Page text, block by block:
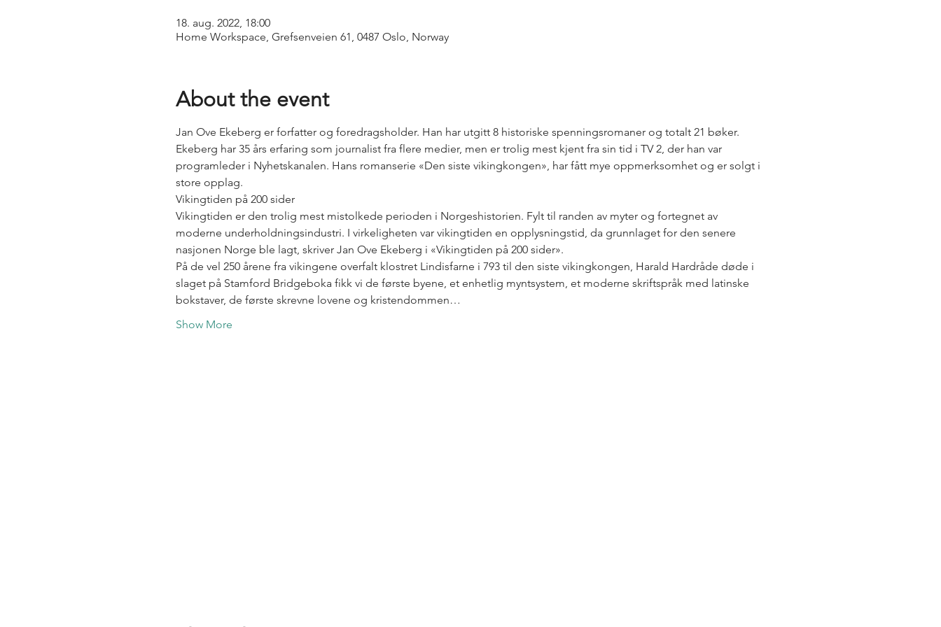
18. aug. 2022, 18:00
Home Workspace, Grefsenveien 61, 0487 Oslo, Norway
About the event
Jan Ove Ekeberg er forfatter og foredragsholder. Han har utgitt 8 historiske spenningsromaner og totalt 21 bøker.
Ekeberg har 35 års erfaring som journalist fra flere medier, men er trolig mest kjent fra sin tid i TV 2, der han var
programleder i Nyhetskanalen. Hans romanserie «Den siste vikingkongen», har fått mye oppmerksomhet og er solgt i
store opplag.
Vikingtiden på 200 sider
Vikingtiden er den trolig mest mistolkede perioden i Norgeshistorien. Fylt til randen av myter og fortegnet av
moderne underholdningsindustri. I virkeligheten var vikingtiden en opplysningstid, da grunnlaget for den senere
nasjonen Norge ble lagt, skriver Jan Ove Ekeberg i «Vikingtiden på 200 sider».
På de vel 250 årene fra vikingene overfalt klostret Lindisfarne i 793 til den siste vikingkongen, Harald Hardråde døde i
slaget på Stamford Bridgeboka fikk vi de første byene, et enhetlig myntsystem, et moderne skriftspråk med latinske
bokstaver, de første skrevne lovene og kristendommen…
Show More